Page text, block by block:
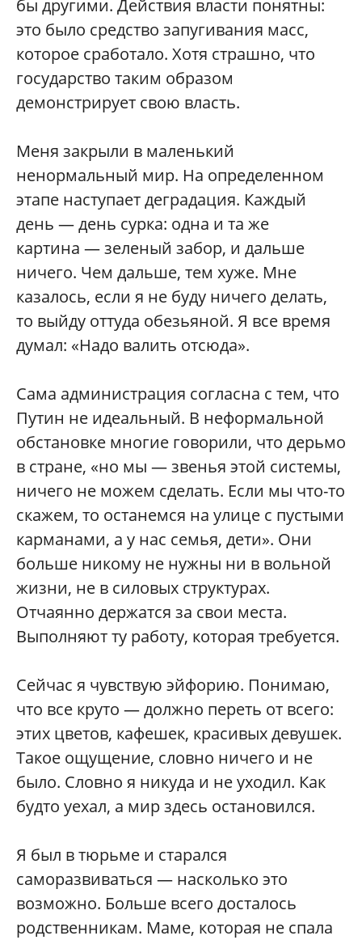
бы другими. Действия власти понятны:
это было средство запугивания масс,
которое сработало. Хотя страшно, что
государство таким образом
демонстрирует свою власть.
Меня закрыли в маленький
ненормальный мир. На определенном
этапе наступает деградация. Каждый
день — день сурка: одна и та же
картина — зеленый забор, и дальше
ничего. Чем дальше, тем хуже. Мне
казалось, если я не буду ничего делать,
то выйду оттуда обезьяной. Я все время
думал: «Надо валить отсюда».
Сама администрация согласна с тем, что
Путин не идеальный. В неформальной
обстановке многие говорили, что дерьмо
в стране, «но мы — звенья этой системы,
ничего не можем сделать. Если мы что-то
скажем, то останемся на улице с пустыми
карманами, а у нас семья, дети». Они
больше никому не нужны ни в вольной
жизни, не в силовых структурах.
Отчаянно держатся за свои места.
Выполняют ту работу, которая требуется.
Сейчас я чувствую эйфорию. Понимаю,
что все круто — должно переть от всего:
этих цветов, кафешек, красивых девушек.
Такое ощущение, словно ничего и не
было. Словно я никуда и не уходил. Как
будто уехал, а мир здесь остановился.
Я был в тюрьме и старался
саморазвиваться — насколько это
возможно. Больше всего досталось
родственникам. Маме, которая не спала